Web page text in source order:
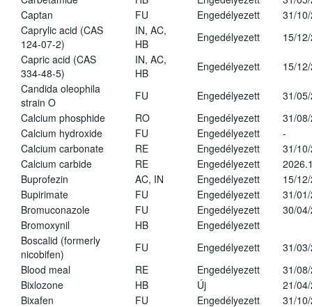
Captan
FU Engedélyezett
31/
Caprylic acid (CAS
124-07-2)
IN, AC,
HB
Engedélyezett
15/
Capric acid (CAS
334-48-5)
IN, AC,
HB
Engedélyezett
15/
Candida oleophila
strain O
FU Engedélyezett
31/
Calcium phosphide
RO Engedélyezett
31/
Calcium hydroxide
FU Engedélyezett
-
Calcium carbonate
RE Engedélyezett
31/
Calcium carbide
RE Engedélyezett
Buprofezin
AC, IN Engedélyezett
15/
Bupirimate
FU Engedélyezett
31/
Bromuconazole
FU Engedélyezett
30/
Bromoxynil
HB
Engedélyezett
Boscalid (formerly
nicobifen)
FU Engedélyezett
31/
Blood meal
RE Engedélyezett
31/
Bixlozone
HB Új
21/
Bixafen
FU Engedélyezett
31/